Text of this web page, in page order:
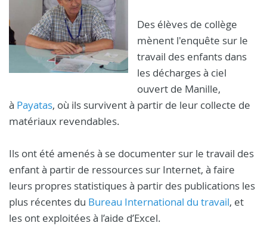
Des élèves de collège
mènent l'enquête sur le
travail des enfants dans
les décharges à ciel
ouvert de Manille,
à Payatas, où ils survivent à partir de leur collecte de
matériaux revendables.
Ils ont été amenés à se documenter sur le travail des
enfant à partir de ressources sur Internet, à faire
leurs propres statistiques à partir des publications les
plus récentes du Bureau International du travail, et
les ont exploitées à l’aide d’Excel.